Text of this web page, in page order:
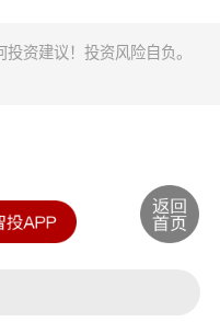
资建议！投资风险自负。